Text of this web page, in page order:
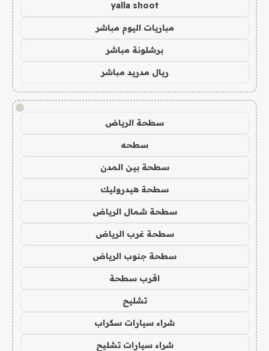
yalla shoot
مباريات اليوم مباشر
برشلونة مباشر
ريال مدريد مباشر
!
سطحة الرياض
سطحه
سطحة بين المدن
سطحة هيدروليك
سطحة شمال الرياض
سطحة غرب الرياض
سطحة جنوب الرياض
اقرب سطحة
تشليح
شراء سيارات سكراب
شراء سيارات تشليح